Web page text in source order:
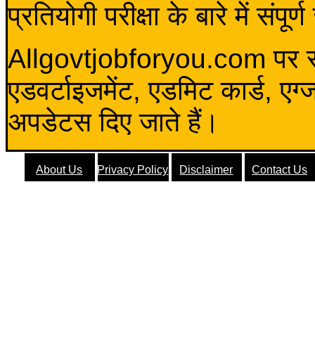
प्रतियोगी परीक्षा के बारे में
Allgovtjobforyou.com पर
एडवर्टाइजमेंट, एडमिट कार्ड,
अपडेटस दिए जाते हैं।
About Us Privacy Policy Disclaimer Contact Us